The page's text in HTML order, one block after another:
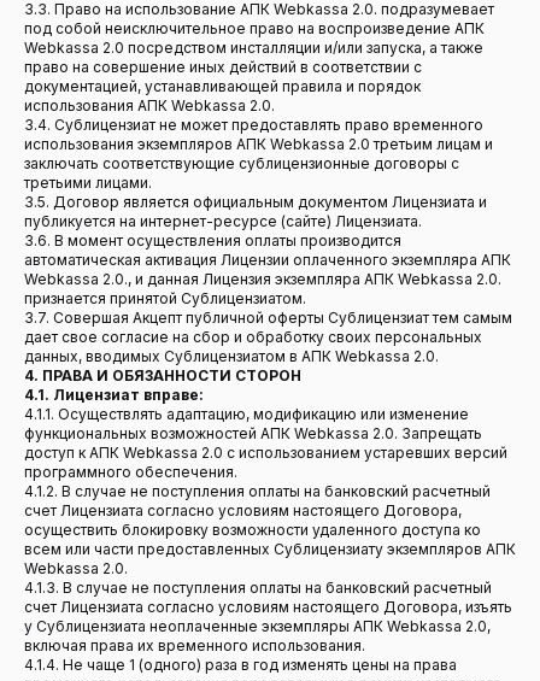
3.3. Право на использование АПК Webkassa 2.0. подразумевает
под собой неисключительное право на воспроизведение АПК
Webkassa 2.0 посредством инсталляции и/или запуска, а также
право на совершение иных действий в соответствии с
документацией, устанавливающей правила и порядок
использования АПК Webkassa 2.0.
3.4. Сублицензиат не может предоставлять право временного
использования экземпляров АПК Webkassa 2.0 третьим лицам и
заключать соответствующие сублицензионные договоры с
третьими лицами.
3.5. Договор является официальным документом Лицензиата и
публикуется на интернет-ресурсе (сайте) Лицензиата.
3.6. В момент осуществления оплаты производится
автоматическая активация Лицензии оплаченного экземпляра АПК
Webkassa 2.0., и данная Лицензия экземпляра АПК Webkassa 2.0.
признается принятой Сублицензиатом.
3.7. Совершая Акцепт публичной оферты Сублицензиат тем самым
дает свое согласие на сбор и обработку своих персональных
данных, вводимых Сублицензиатом в АПК Webkassa 2.0.
4. ПРАВА И ОБЯЗАННОСТИ СТОРОН
4.1. Лицензиат вправе:
4.1.1. Осуществлять адаптацию, модификацию или изменение
функциональных возможностей АПК Webkassa 2.0. Запрещать
доступ к АПК Webkassa 2.0 с использованием устаревших версий
программного обеспечения.
4.1.2. В случае не поступления оплаты на банковский расчетный
счет Лицензиата согласно условиям настоящего Договора,
осуществить блокировку возможности удаленного доступа ко
всем или части предоставленных Сублицензиату экземпляров АПК
Webkassa 2.0.
4.1.3. В случае не поступления оплаты на банковский расчетный
счет Лицензиата согласно условиям настоящего Договора, изъять
у Сублицензиата неоплаченные экземпляры АПК Webkassa 2.0,
включая права их временного использования.
4.1.4. Не чаще 1 (одного) раза в год изменять цены на права